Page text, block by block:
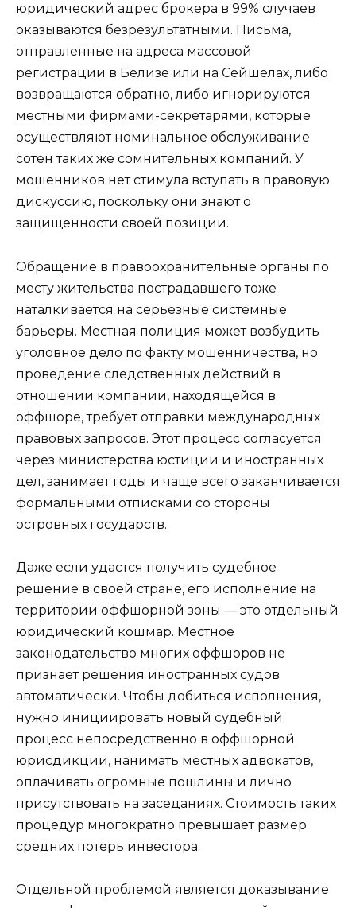
юридический адрес брокера в 99% случаев
оказываются безрезультатными. Письма,
отправленные на адреса массовой
регистрации в Белизе или на Сейшелах, либо
возвращаются обратно, либо игнорируются
местными фирмами-секретарями, которые
осуществляют номинальное обслуживание
сотен таких же сомнительных компаний. У
мошенников нет стимула вступать в правовую
дискуссию, поскольку они знают о
защищенности своей позиции.
Обращение в правоохранительные органы по
месту жительства пострадавшего тоже
наталкивается на серьезные системные
барьеры. Местная полиция может возбудить
уголовное дело по факту мошенничества, но
проведение следственных действий в
отношении компании, находящейся в
оффшоре, требует отправки международных
правовых запросов. Этот процесс согласуется
через министерства юстиции и иностранных
дел, занимает годы и чаще всего заканчивается
формальными отписками со стороны
островных государств.
Даже если удастся получить судебное
решение в своей стране, его исполнение на
территории оффшорной зоны — это отдельный
юридический кошмар. Местное
законодательство многих оффшоров не
признает решения иностранных судов
автоматически. Чтобы добиться исполнения,
нужно инициировать новый судебный
процесс непосредственно в оффшорной
юрисдикции, нанимать местных адвокатов,
оплачивать огромные пошлины и лично
присутствовать на заседаниях. Стоимость таких
процедур многократно превышает размер
средних потерь инвестора.
Отдельной проблемой является доказывание